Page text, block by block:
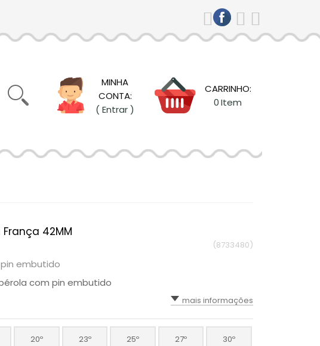
MINHA
CONTA:
( Entrar )
CARRINHO:
0Item
42MM
(8733480)
embutido
com pin embutido
mais informações
20º 23º 25º 27º 30º